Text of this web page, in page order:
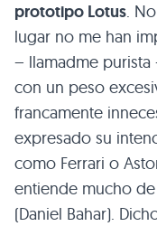
prototipo Lotus.
lugar no me han
– llamadme purista
con un peso
francamente
expresado su
como Ferrari o
entiende mucho de
(Daniel Bahar).